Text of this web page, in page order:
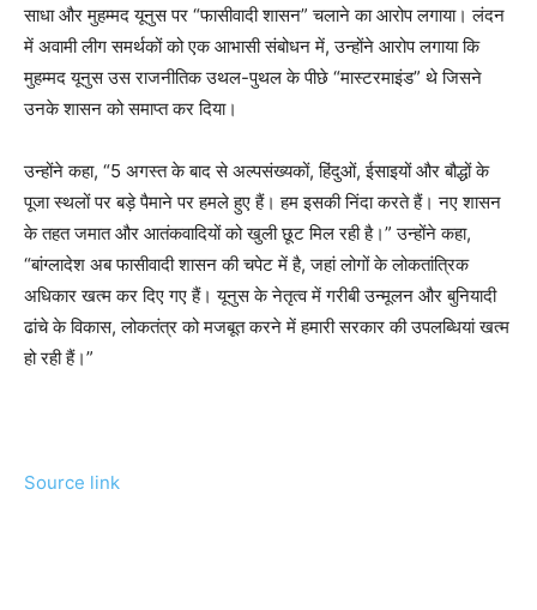
साधा और मुहम्मद यूनुस पर “फासीवादी शासन” चलाने का आरोप लगाया। लंदन
में अवामी लीग समर्थकों को एक आभासी संबोधन में, उन्होंने आरोप लगाया कि
मुहम्मद यूनुस उस राजनीतिक उथल-पुथल के पीछे “मास्टरमाइंड” थे जिसने
उनके शासन को समाप्त कर दिया।
उन्होंने कहा, “5 अगस्त के बाद से अल्पसंख्यकों, हिंदुओं, ईसाइयों और बौद्धों के
पूजा स्थलों पर बड़े पैमाने पर हमले हुए हैं। हम इसकी निंदा करते हैं। नए शासन
के तहत जमात और आतंकवादियों को खुली छूट मिल रही है।” उन्होंने कहा,
“बांग्लादेश अब फासीवादी शासन की चपेट में है, जहां लोगों के लोकतांत्रिक
अधिकार खत्म कर दिए गए हैं। यूनुस के नेतृत्व में गरीबी उन्मूलन और बुनियादी
ढांचे के विकास, लोकतंत्र को मजबूत करने में हमारी सरकार की उपलब्धियां खत्म
हो रही हैं।”
Source link